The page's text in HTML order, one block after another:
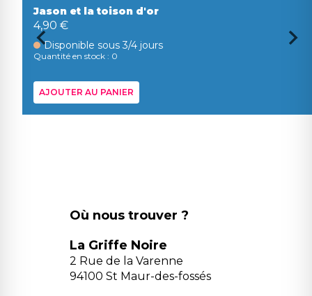
Jason et la toison d'or
4,90 €
Disponible sous 3/4 jours
Quantité en stock : 0
AJOUTER AU PANIER
Où nous trouver ?
La Griffe Noire
2 Rue de la Varenne
94100 St Maur-des-fossés